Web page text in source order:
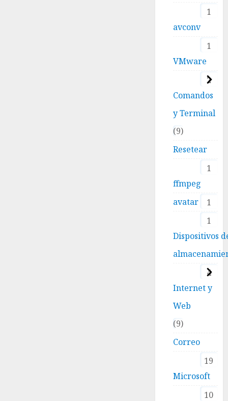
1
avconv
1
VMware
2
Comandos
y Terminal
9
Resetear
1
ffmpeg
1
avatar
1
Dispositivos
4
Internet y
Web
9
Correo
19
Microsoft
10